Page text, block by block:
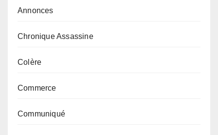
Annonces
Chronique Assassine
Colère
Commerce
Communiqué